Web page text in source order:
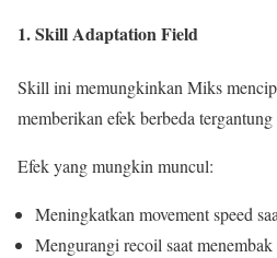
1. Skill Adaptation Field
Skill ini memungkinkan Miks
memberikan efek berbeda
Efek yang mungkin muncul:
Meningkatkan movement speed
Mengurangi recoil saat menembak